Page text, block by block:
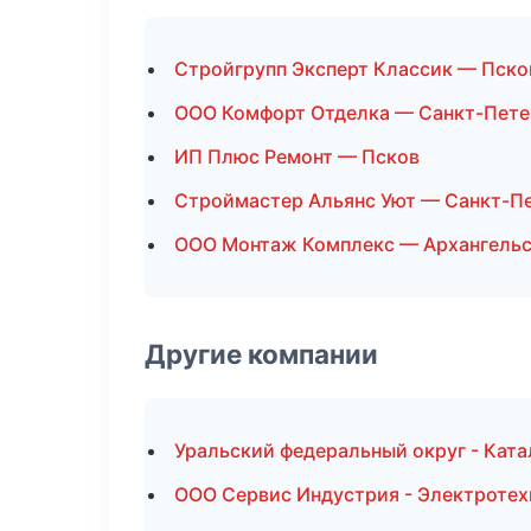
Стройгрупп Эксперт Классик —
ООО Комфорт Отделка — Санкт-
ИП Плюс Ремонт — Псков
Строймастер Альянс Уют — Санкт-
ООО Монтаж Комплекс —
Другие компании
Уральский федеральный округ -
ООО Сервис Индустрия -